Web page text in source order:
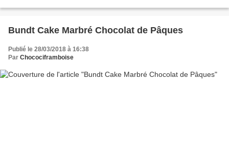
Bundt Cake Marbré Chocolat de Pâques
Publié le 28/03/2018 à 16:38
Par Chocociframboise